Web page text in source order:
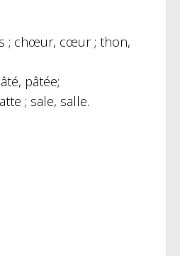
; chœur, cœur ; thon,
pâtée;
; sale, salle.